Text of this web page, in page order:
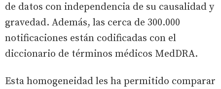
de datos con independencia de su causalidad y
gravedad. Además, las cerca de 300.000
notificaciones están codificadas con el
diccionario de términos médicos MedDRA.
Esta homogeneidad les ha permitido comparar